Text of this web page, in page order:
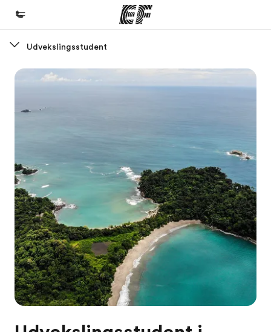
Velkommen til EF
Find et kontor nær dig
Om os
Hvem er vi?
Karriere
Bliv en del af holdet
Udvekslingsstudent